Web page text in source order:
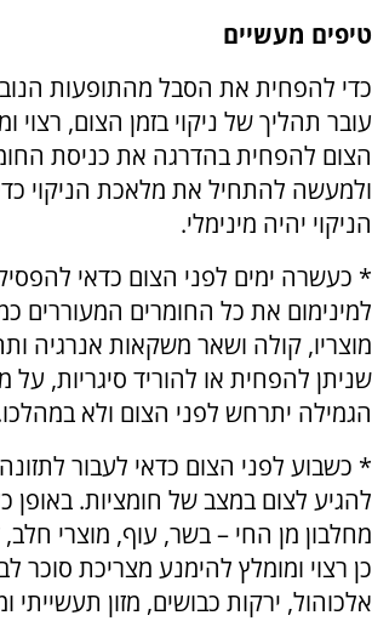
טיפים מעשיים
כדי להפחית את הסבל מהתופעות
עובר תהליך של ניקוי בזמן הצום, רצוי
הצום להפחית בהדרגה את כניסת
ולמעשה להתחיל את מלאכת הניקוי
הניקוי יהיה מינימלי.
* כעשרה ימים לפני הצום כדאי
למינימום את כל החומרים המעוררים
מוצריו, קולה ושאר משקאות אנרגיה
שניתן להפחית או להוריד סיגריות,
הגמילה יתרחש לפני הצום ולא
* כשבוע לפני הצום כדאי לעבור
להגיע לצום במצב של חומציות. באופן
מחלבון מן החי – בשר, עוף, מוצרי חלב,
כן רצוי ומומלץ להימנע מצריכת סוכר
אלכוהול, ירקות כבושים, מזון תעשייתי